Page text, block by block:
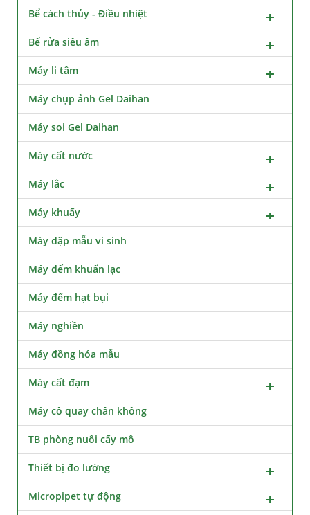
Bể cách thủy - Điều nhiệt
Bể rửa siêu âm
Máy li tâm
Máy chụp ảnh Gel Daihan
Máy soi Gel Daihan
Máy cất nước
Máy lắc
Máy khuấy
Máy dập mẫu vi sinh
Máy đếm khuẩn lạc
Máy đếm hạt bụi
Máy nghiền
Máy đồng hóa mẫu
Máy cất đạm
Máy cô quay chân không
TB phòng nuôi cấy mô
Thiết bị đo lường
Micropipet tự động